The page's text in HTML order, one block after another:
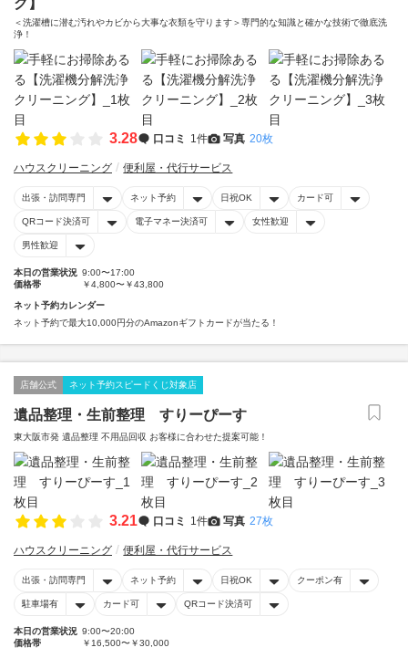
グ】
＜洗濯槽に潜む汚れやカビから大事な衣類を守ります＞専門的な知識と確かな技術で徹底洗
浄！
3.28 口コミ 1件 写真 20枚
ハウスクリーニング 便利屋・代行サービス
出張・訪問専門 ネット予約 日祝OK カード可
QRコード決済可 電子マネー決済可 女性歓迎
男性歓迎
本日の営業状況 9:00〜17:00
価格帯
￥4,800〜￥43,800
ネット予約カレンダー
ネット予約で最大10,000円分のAmazonギフトカードが当たる！
店舗公式 ネット予約スピードくじ対象店
遺品整理・生前整理 すりーぴーす
東大阪市発 遺品整理 不用品回収 お客様に合わせた提案可能！
3.21 口コミ 1件 写真 27枚
ハウスクリーニング 便利屋・代行サービス
出張・訪問専門 ネット予約 日祝OK クーポン有
駐車場有 カード可 QRコード決済可
本日の営業状況 9:00〜20:00
価格帯
￥16,500〜￥30,000